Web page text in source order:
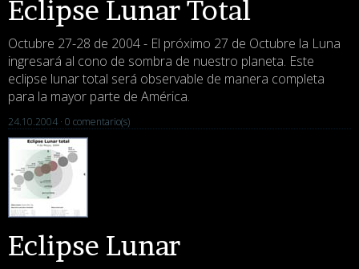
Eclipse Lunar Total
Octubre 27-28 de 2004 - El próximo 27 de Octubre la Luna
ingresará al cono de sombra de nuestro planeta. Este
eclipse lunar total será observable de manera completa
para la mayor parte de América.
24.10.2004 · 0 comentario(s)
Eclipse Lunar